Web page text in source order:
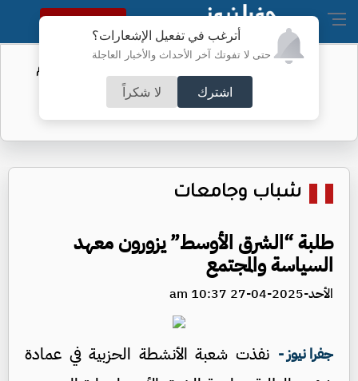
أترغب في تفعيل الإشعارات؟
حتى لا تفوتك آخر الأحداث والأخبار العاجلة
اشترك لا شكراً
النسخة الكاملة
من جبل القلعة إلى اللويبدة.. بدء تصميم
تلفريك عمّان
شباب وجامعات
طلبة “الشرق الأوسط” يزورون معهد
السياسة والمجتمع
الأحد-2025-04-27 10:37 am
جفرا نيوز - نفذت شعبة الأنشطة الحزبية في عمادة